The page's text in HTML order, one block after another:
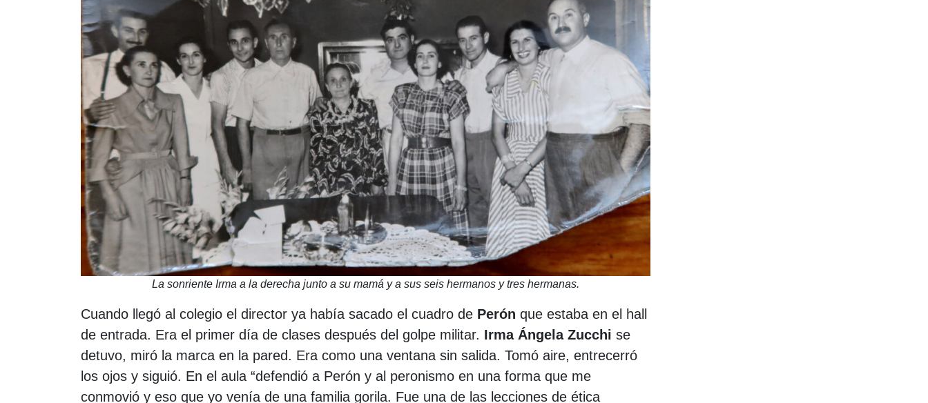
La sonriente Irma a la derecha junto a su mamá y a sus seis hermanos y tres hermanas.
Cuando llegó al colegio el director ya había sacado el cuadro de Perón que estaba en el hall
de entrada. Era el primer día de clases después del golpe militar. Irma Ángela Zucchi se
detuvo, miró la marca en la pared. Era como una ventana sin salida. Tomó aire, entrecerró
los ojos y siguió. En el aula “defendió a Perón y al peronismo en una forma que me
conmovió y eso que yo venía de una familia gorila. Fue una de las lecciones de ética